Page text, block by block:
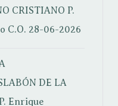
CRISTIANO P.
C.O. 28-06-2026
DE LA
P. Enrique